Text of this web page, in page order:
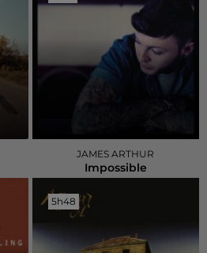
JAMES ARTHUR
Impossible
5h48
5h48